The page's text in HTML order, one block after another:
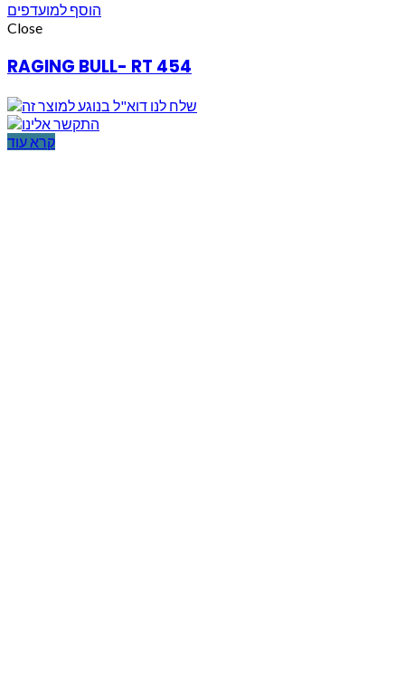
הוסף למועדפים
Close
RAGING BULL- RT 454
קרא עוד